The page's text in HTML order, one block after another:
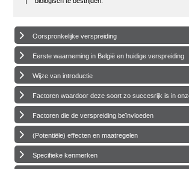
Oorspronkelijke verspreiding
Eerste waarneming in België en huidige verspreiding
Wijze van introductie
Factoren waardoor deze soort zo succesrijk is in
Factoren die de verspreiding beïnvloeden
(Potentiële) effecten en maatregelen
Specifieke kenmerken